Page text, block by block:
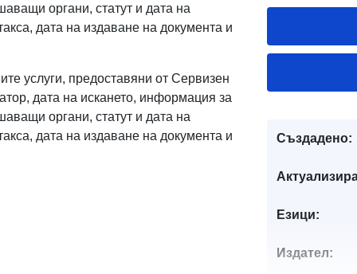
органи, статут и дата на
дата на издаване на документа и
услуги, предоставяни от Сервизен
дата на искането, информация за
органи, статут и дата на
дата на издаване на документа и
Създадено:
Езици:
Издател: